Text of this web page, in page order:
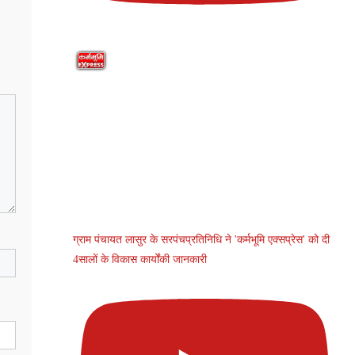
ग्राम पंचायत लासुर के सरपंचप्रतिनिधि ने 'कर्मभूमि एक्सप्रेस' को दी
4सालों के विकास कार्योंकी जानकारी